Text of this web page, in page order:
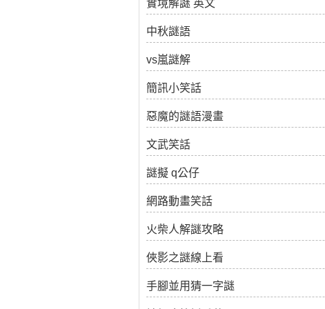
實境解謎 英文
中秋謎語
vs嵐謎解
簡訊小笑話
惡魔的謎語漫畫
文武笑話
謎擬 q公仔
網路動畫笑話
火柴人解謎攻略
俠影之謎線上看
手腳並用猜一字謎